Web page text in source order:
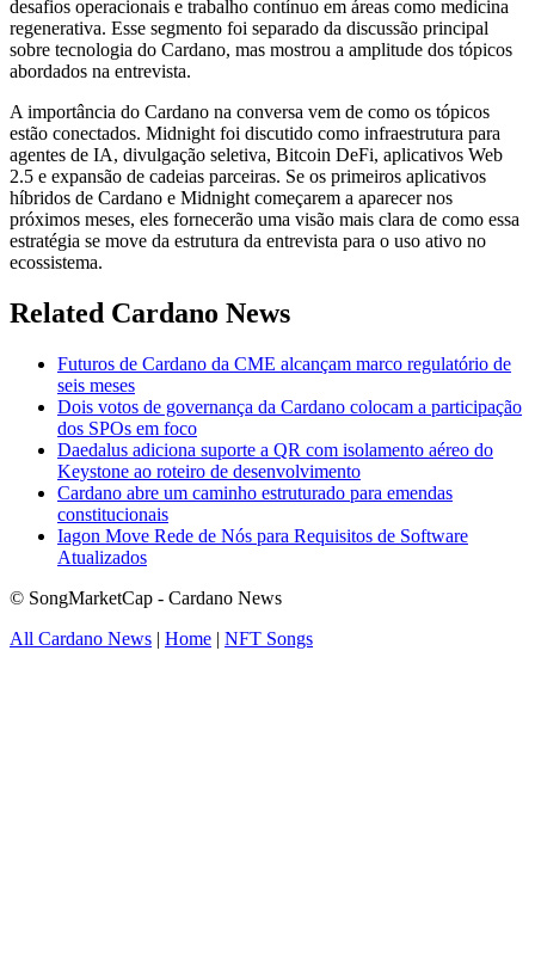
desafios operacionais e trabalho contínuo em áreas como medicina
regenerativa. Esse segmento foi separado da discussão principal
sobre tecnologia do Cardano, mas mostrou a amplitude dos tópicos
abordados na entrevista.
A importância do Cardano na conversa vem de como os tópicos
estão conectados. Midnight foi discutido como infraestrutura para
agentes de IA, divulgação seletiva, Bitcoin DeFi, aplicativos Web
2.5 e expansão de cadeias parceiras. Se os primeiros aplicativos
híbridos de Cardano e Midnight começarem a aparecer nos
próximos meses, eles fornecerão uma visão mais clara de como essa
estratégia se move da estrutura da entrevista para o uso ativo no
ecossistema.
Related Cardano News
Futuros de Cardano da CME alcançam marco regulatório de
seis meses
Dois votos de governança da Cardano colocam a participação
dos SPOs em foco
Daedalus adiciona suporte a QR com isolamento aéreo do
Keystone ao roteiro de desenvolvimento
Cardano abre um caminho estruturado para emendas
constitucionais
Iagon Move Rede de Nós para Requisitos de Software
Atualizados
© SongMarketCap - Cardano News
All Cardano News | Home | NFT Songs